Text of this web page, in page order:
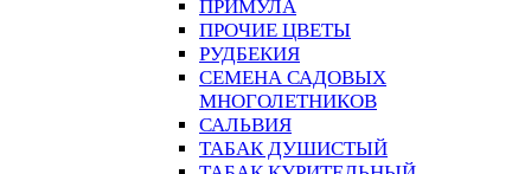
ПРИМУЛА
ПРОЧИЕ ЦВЕТЫ
РУДБЕКИЯ
СЕМЕНА САДОВЫХ
МНОГОЛЕТНИКОВ
САЛЬВИЯ
ТАБАК ДУШИСТЫЙ